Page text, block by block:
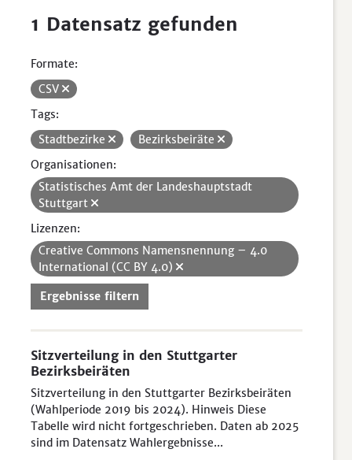
1 Datensatz gefunden
Formate:
CSV
Tags:
Stadtbezirke
Bezirksbeiräte
Organisationen:
Statistisches Amt der Landeshauptstadt
Stuttgart
Lizenzen:
Creative Commons Namensnennung – 4.0
International (CC BY 4.0)
Ergebnisse filtern
Sitzverteilung in den Stuttgarter
Bezirksbeiräten
Sitzverteilung in den Stuttgarter Bezirksbeiräten
(Wahlperiode 2019 bis 2024). Hinweis Diese
Tabelle wird nicht fortgeschrieben. Daten ab 2025
sind im Datensatz Wahlergebnisse...